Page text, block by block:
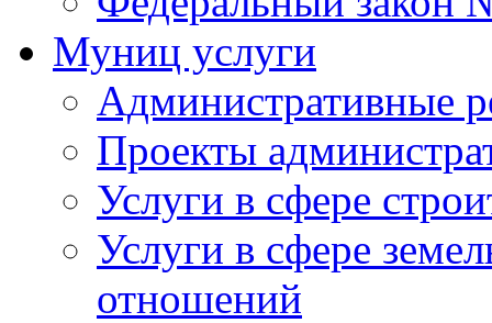
Муниц услуги
Административные
Проекты
Услуги в сфере
Услуги в сфере
отношений